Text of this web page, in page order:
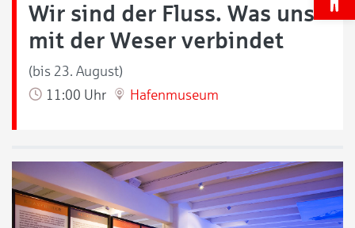
Wir sind der Fluss. Was uns
mit der Weser verbindet
(bis 23. August)
11:00 Uhr
Hafenmuseum